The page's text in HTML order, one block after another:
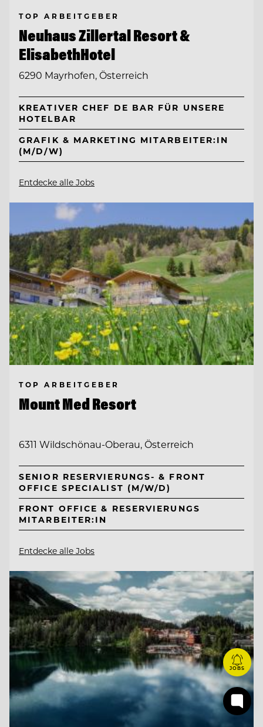
TOP ARBEITGEBER
Neuhaus Zillertal Resort &
ElisabethHotel
6290 Mayrhofen, Österreich
KREATIVER CHEF DE BAR FÜR UNSERE
HOTELBAR
GRAFIK & MARKETING MITARBEITER:IN
(M/D/W)
Entdecke alle Jobs
TOP ARBEITGEBER
Mount Med Resort
6311 Wildschönau-Oberau, Österreich
SENIOR RESERVIERUNGS- & FRONT
OFFICE SPECIALIST (M/W/D)
FRONT OFFICE & RESERVIERUNGS
MITARBEITER:IN
Entdecke alle Jobs
JOBS